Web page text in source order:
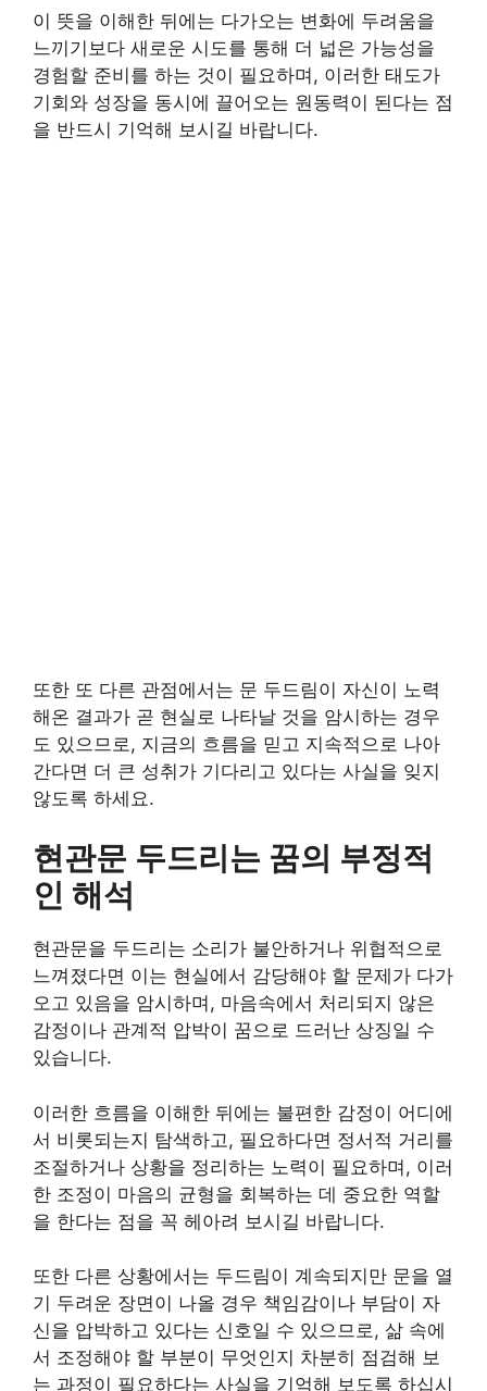
이 뜻을 이해한 뒤에는 다가오는 변화에 두려움을
느끼기보다 새로운 시도를 통해 더 넓은 가능성을
경험할 준비를 하는 것이 필요하며, 이러한 태도가
기회와 성장을 동시에 끌어오는 원동력이 된다는 점
을 반드시 기억해 보시길 바랍니다.
또한 또 다른 관점에서는 문 두드림이 자신이 노력
해온 결과가 곧 현실로 나타날 것을 암시하는 경우
도 있으므로, 지금의 흐름을 믿고 지속적으로 나아
간다면 더 큰 성취가 기다리고 있다는 사실을 잊지
않도록 하세요.
현관문 두드리는 꿈의 부정적
인 해석
현관문을 두드리는 소리가 불안하거나 위협적으로
느껴졌다면 이는 현실에서 감당해야 할 문제가 다가
오고 있음을 암시하며, 마음속에서 처리되지 않은
감정이나 관계적 압박이 꿈으로 드러난 상징일 수
있습니다.
이러한 흐름을 이해한 뒤에는 불편한 감정이 어디에
서 비롯되는지 탐색하고, 필요하다면 정서적 거리를
조절하거나 상황을 정리하는 노력이 필요하며, 이러
한 조정이 마음의 균형을 회복하는 데 중요한 역할
을 한다는 점을 꼭 헤아려 보시길 바랍니다.
또한 다른 상황에서는 두드림이 계속되지만 문을 열
기 두려운 장면이 나올 경우 책임감이나 부담이 자
신을 압박하고 있다는 신호일 수 있으므로, 삶 속에
서 조정해야 할 부분이 무엇인지 차분히 점검해 보
는 과정이 필요하다는 사실을 기억해 보도록 하십시